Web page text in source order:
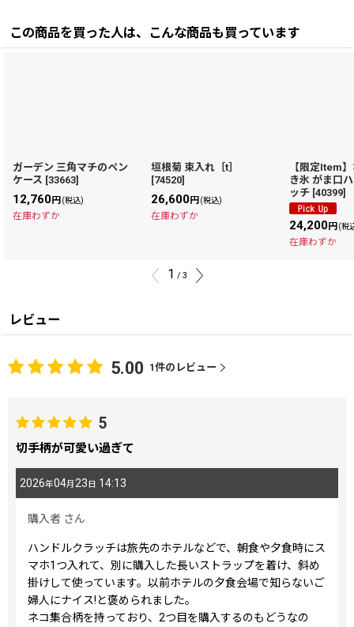
この商品を買った人は、こんな商品も買っています
ガーデン 三角マチのペン
ケース [33663]
12,760円 (税込)
在庫わずか
垣根菊 束入れ［t］
[74520]
26,600円 (税込)
在庫わずか
【限定Item
き氷 がま口
ッチ [40399]
24,200円 (税
在庫わずか
1 / 3
レビュー
5.00 1件のレビュー
5
切手柄が可愛い過ぎて
2026年04月 23日 14:13
購入者 さん
ハンドルクラッチは旅先のホテルなどで、朝食や夕食時にス
マホ1つ入れて、別に購入した長いストラップを着け、斜め
掛けして使っています。以前ホテルの夕食会場で知らないご
婦人にナイス!と褒められました。
ネコ集合柄を持っており、2つ目を購入するのもどうなの